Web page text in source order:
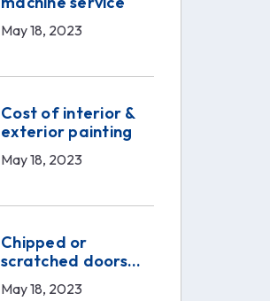
May 18, 2023
Cost of interior &
exterior painting
May 18, 2023
Chipped or
scratched doors
service
May 18, 2023